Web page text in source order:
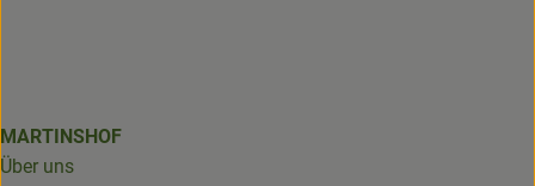
MARTINSHOF
Über uns